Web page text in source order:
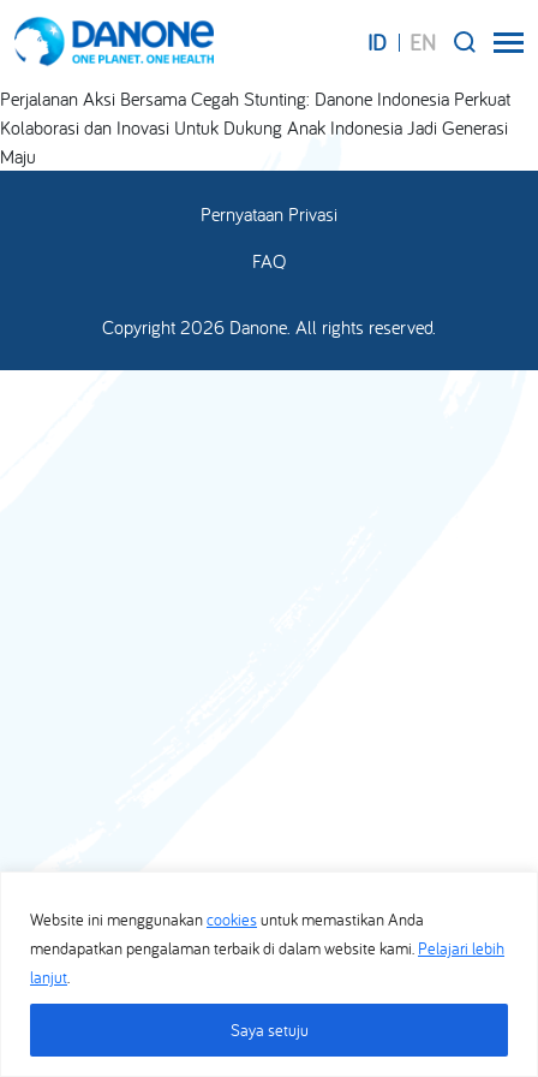
Website ini menggunakancookiesuntuk memastikan Anda
mendapatkan pengalaman terbaik di dalam website kami. Pelajari lebih
lanjut
Saya setuju
ID EN
SEARCH
Perjalanan Aksi Bersama Cegah Stunting: Danone Indonesia Perkuat
Kolaborasi dan Inovasi Untuk Dukung Anak Indonesia Jadi Generasi
Maju
Copyright 2026 Danone. All rights reserved.
Pernyataan Privasi
FAQ